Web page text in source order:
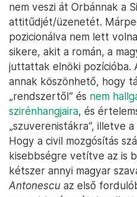
nem veszi át Orbánnak a
attitűdjét/üzenetét.
pozicionálva nem lett
sikere, akit a román, a
juttattak elnöki pozícióba.
annak köszönhető, hogy
„rendszertől” és nem
szirénhangjaira, és
„szuverenistákra”, illetve
Hogy a civil mozgósítás
kisebbségre vetítve az is
kétszer annyi magyar
Antonescu az első